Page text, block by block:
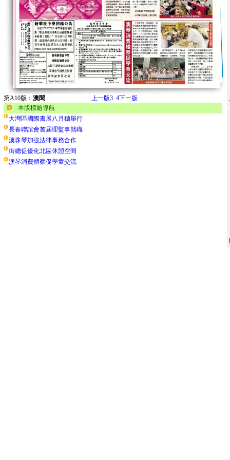
第A10版： 澳聞 上一版3 4下一版
本版標題導航
大灣區國際書展八月穗舉行
長春聯誼會首屆理監事就職
澳珠琴加強法律事務合作
街總促優化北區休憩空間
澳琴消費體察促學童交流